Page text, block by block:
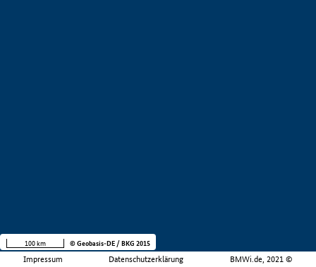
Impressum Datenschutzerklärung BMWi.de, 2021 ©
100 km © Geobasis-DE / BKG 2015